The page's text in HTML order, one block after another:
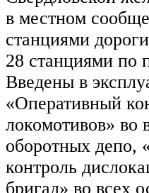
в местном
станциями
28 станциями по
Введены в
«Оперативный
локомотивов» во
оборотных депо,
контроль
бригад» во всех